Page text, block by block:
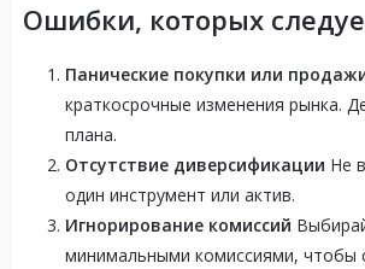
Ошибки, которых
Панические покупки или
краткосрочные изменения рынка.
плана.
Отсутствие диверсификации Не
один инструмент или актив.
Игнорирование комиссий
минимальными комиссиями, чтобы